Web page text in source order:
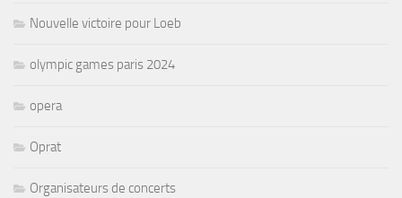
Nouvelle victoire pour Loeb
olympic games paris 2024
opera
Oprat
Organisateurs de concerts